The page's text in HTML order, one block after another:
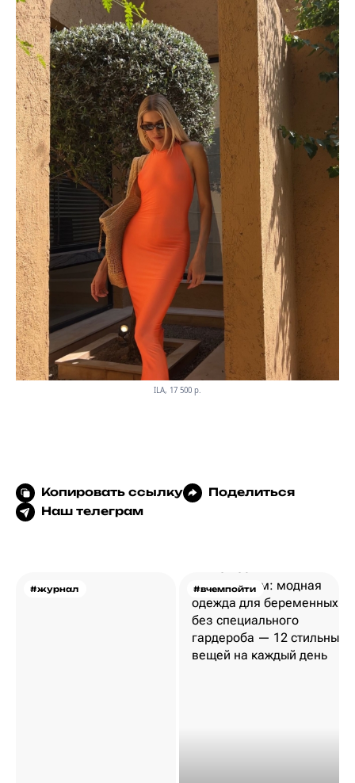
ILA, 17 500 p.
Копировать ссылку
Поделиться
Наш телеграм
#журнал #вчемпойти